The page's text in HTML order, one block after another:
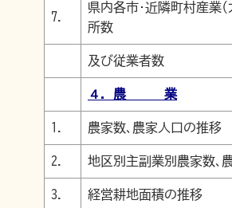
7.
県内各市･近隣町村産業
所数
及び従業者数
４．農 業
1. 農家数､農家人口の推移
2. 地区別主副業別農家数､
3. 経営耕地面積の推移